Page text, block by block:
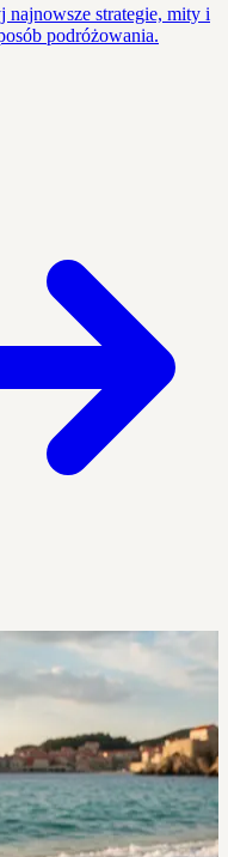
strategie, mity i
podróżowania.